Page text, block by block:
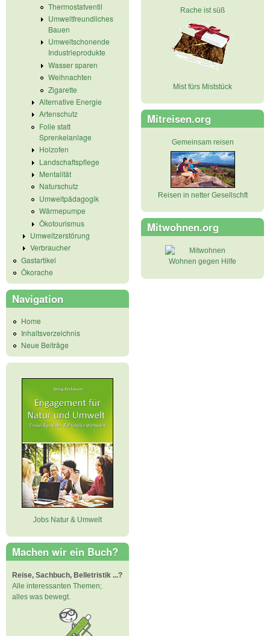
Thermostatventil
Umweltfreundliches
Bauen
Umweltschonende
Industrieprodukte
Wasser sparen
Weihnachten
Zigarette
Alternative Energie
Artenschutz
Folie statt
Sprenkelanlage
Holzofen
Landschaftspflege
Mentalität
Naturschutz
Umweltpädagogik
Wärmepumpe
Ökotourismus
Umweltzerstörung
Verbraucher
Gastartikel
Ökorache
Navigation
Home
Inhaltsverzeichnis
Neue Beiträge
Jobs Natur & Umwelt
Machen wir ein Buch?
Reise, Sachbuch, Belletristik ...?
Alle interessanten Themen;
alles was bewegt.
Rache ist süß
Mist fürs Miststück
Mitreisen.org
Gemeinsam reisen
Reisen in netter Gesellschft
Mitwohnen.org
Wohnen gegen Hilfe